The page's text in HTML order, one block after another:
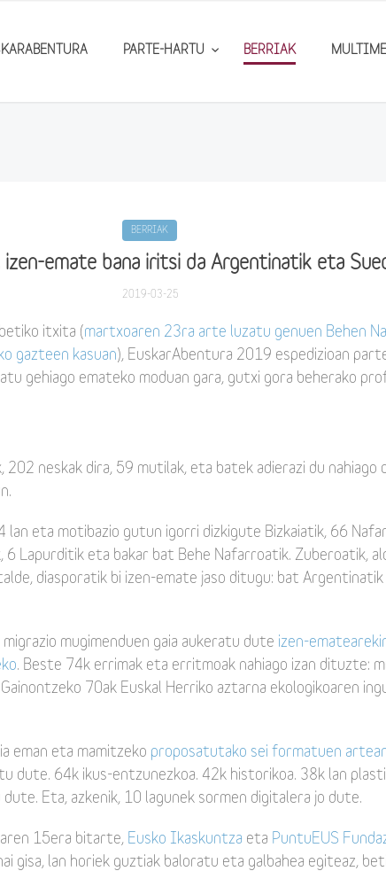
PARTE-HARTU BERRIAK
BERRIAK
emate bana iritsi da Argentinatik eta
2019-03-25
itxita (martxoaren 23ra arte luzatu genuen Behen
gazteen kasuan), EuskarAbentura 2019 espedizioan
gehiago emateko moduan gara, gutxi gora beherako
neskak dira, 59 mutilak, eta batek adierazi du nahiago
lan eta motibazio gutun igorri dizkigute Bizkaiatik, 66
6 Lapurditik eta bakar bat Behe Nafarroatik. Zuberoatik,
diasporatik bi izen-emate jaso ditugu: bat
mugimenduen gaia aukeratu dute izen-
. Beste 74k errimak eta erritmoak nahiago izan dituzte:
70ak Euskal Herriko aztarna ekologikoaren
eman eta mamitzeko proposatutako sei formatuen
dute. 64k ikus-entzunezkoa. 42k historikoa. 38k lan
Eta, azkenik, 10 lagunek sormen digitalera jo dute.
15era bitarte, Eusko Ikaskuntza eta PuntuEUS
gisa, lan horiek guztiak baloratu eta galbahea egiteaz,